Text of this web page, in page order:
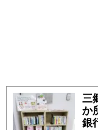
三
か
銀